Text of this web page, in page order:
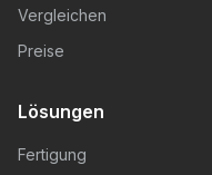
Vergleichen
Preise
Lösungen
Fertigung